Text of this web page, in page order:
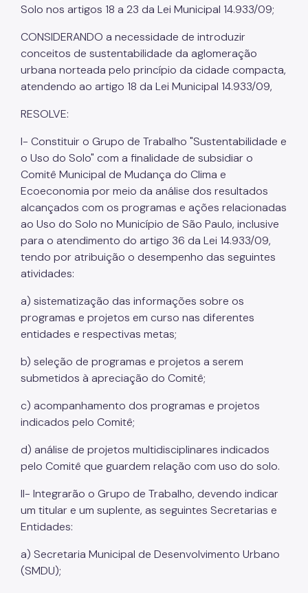
Solo nos artigos 18 a 23 da Lei Municipal 14.933/09;
CONSIDERANDO a necessidade de introduzir
conceitos de sustentabilidade da aglomeração
urbana norteada pelo princípio da cidade compacta,
atendendo ao artigo 18 da Lei Municipal 14.933/09,
RESOLVE:
I- Constituir o Grupo de Trabalho "Sustentabilidade e
o Uso do Solo" com a finalidade de subsidiar o
Comitê Municipal de Mudança do Clima e
Ecoeconomia por meio da análise dos resultados
alcançados com os programas e ações relacionadas
ao Uso do Solo no Município de São Paulo, inclusive
para o atendimento do artigo 36 da Lei 14.933/09,
tendo por atribuição o desempenho das seguintes
atividades:
a) sistematização das informações sobre os
programas e projetos em curso nas diferentes
entidades e respectivas metas;
b) seleção de programas e projetos a serem
submetidos à apreciação do Comitê;
c) acompanhamento dos programas e projetos
indicados pelo Comitê;
d) análise de projetos multidisciplinares indicados
pelo Comitê que guardem relação com uso do solo.
II- Integrarão o Grupo de Trabalho, devendo indicar
um titular e um suplente, as seguintes Secretarias e
Entidades:
a) Secretaria Municipal de Desenvolvimento Urbano
(SMDU);